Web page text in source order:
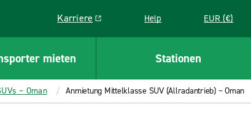
Karriere
Link opens in a new window
Help EUR (€)
mieten Stationen
– Oman Anmietung Mittelklasse SUV (Allradantrieb) – Oman